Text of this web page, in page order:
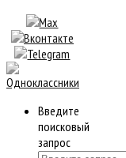
Введите
поисковый
запрос